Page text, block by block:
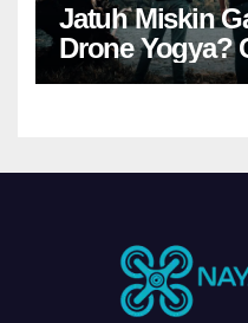
Jatuh Miskin
Drone Yogya?